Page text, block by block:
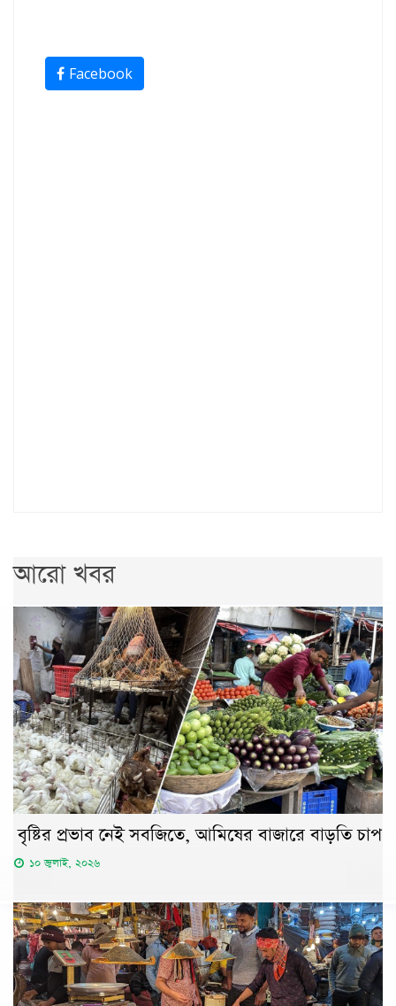
Facebook
আরো খবর
বৃষ্টির প্রভাব নেই সবজিতে, আমিষের বাজারে বাড়তি চাপ
১০ জুলাই, ২০২৬